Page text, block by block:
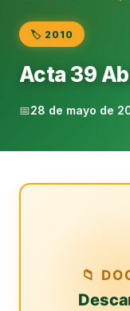
🏷️ 2010
Acta 39
📅28 de mayo de
📁